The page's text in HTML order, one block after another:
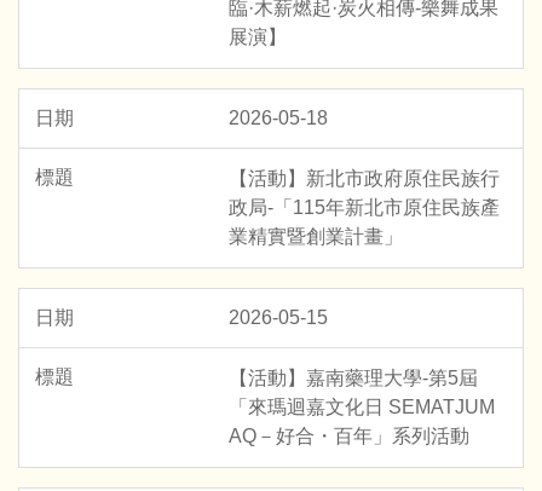
臨·木薪燃起·炭火相傳-樂舞成果
展演】
2026-05-18
【活動】新北市政府原住民族行
政局-「115年新北市原住民族產
業精實暨創業計畫」
2026-05-15
【活動】嘉南藥理大學-第5屆
「來瑪迴嘉文化日 SEMATJUM
AQ－好合・百年」系列活動